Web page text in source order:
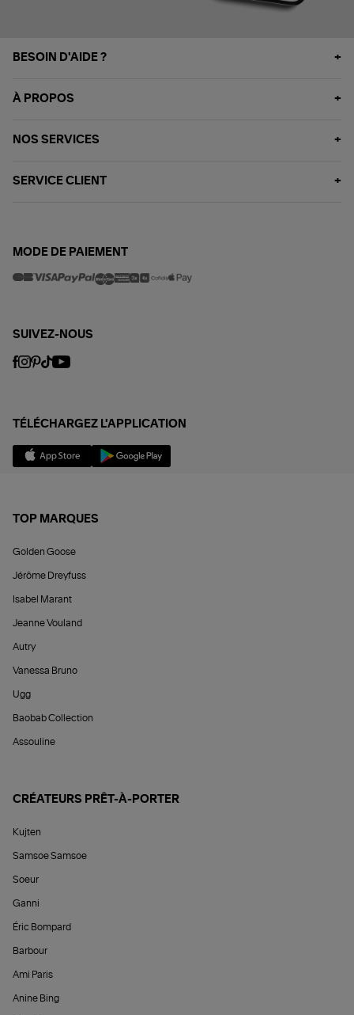
BESOIN D'AIDE ?
À PROPOS
NOS SERVICES
SERVICE CLIENT
MODE DE PAIEMENT
SUIVEZ-NOUS
TÉLÉCHARGEZ L'APPLICATION
TOP MARQUES
Golden Goose
Jérôme Dreyfuss
Isabel Marant
Jeanne Vouland
Autry
Vanessa Bruno
Ugg
Baobab Collection
Assouline
CRÉATEURS PRÊT-À-PORTER
Kujten
Samsoe Samsoe
Soeur
Ganni
Éric Bompard
Barbour
Ami Paris
Anine Bing